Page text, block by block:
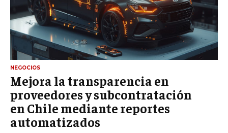
NEGOCIOS
Mejora la transparencia en
proveedores y subcontratación
en Chile mediante reportes
automatizados